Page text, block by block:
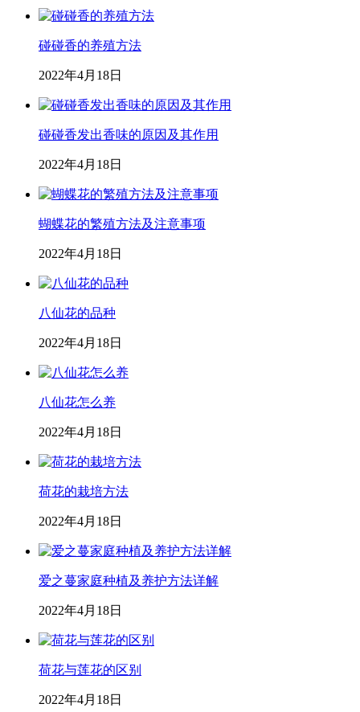
碰碰香的养殖方法
2022年4月18日
碰碰香发出香味的原因及其作用
2022年4月18日
蝴蝶花的繁殖方法及注意事项
2022年4月18日
八仙花的品种
2022年4月18日
八仙花怎么养
2022年4月18日
荷花的栽培方法
2022年4月18日
爱之蔓家庭种植及养护方法详解
2022年4月18日
荷花与莲花的区别
2022年4月18日